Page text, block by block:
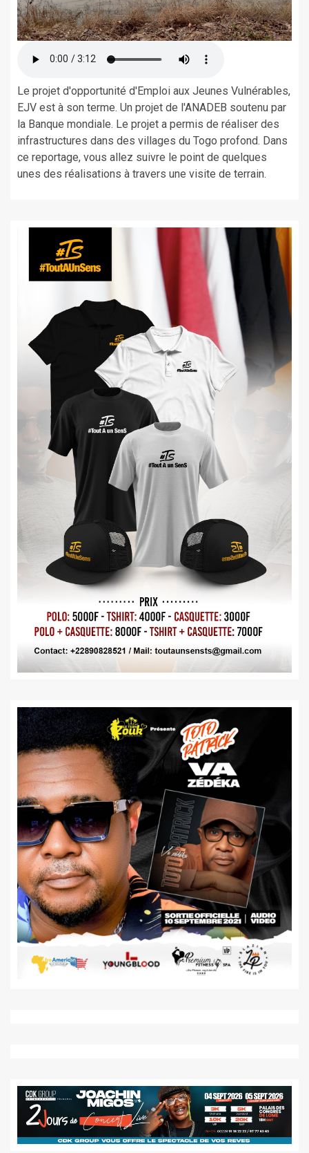
Le projet d'opportunité d'Emploi aux Jeunes Vulnérables,
EJV est à son terme. Un projet de l'ANADEB soutenu par
la Banque mondiale. Le projet a permis de réaliser des
infrastructures dans des villages du Togo profond. Dans
ce reportage, vous allez suivre le point de quelques
unes des réalisations à travers une visite de terrain.